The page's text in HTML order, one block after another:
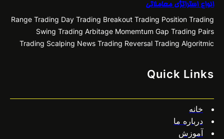
دلیل ایجاد میشود که فونت فارسی مد نظر روی متن ها ست نمیشوند و
ما باید…
انواع استراتژی معاملاتی
Range Trading Day Trading Breakout Trading Position Trading
Swing Trading Arbitage Momemtum Gap Trading Pairs
Trading Scalping News Trading Reversal Trading Algoritmic
کنید…
Quick Links
خانه
درباره ما
آموزش